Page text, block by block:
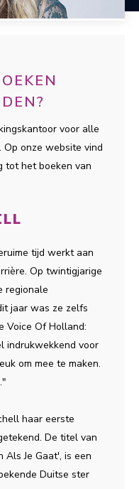
voor alle
Op onze website vind
tot het boeken van
tijd werkt aan
Op twintigjarige
regionale
jaar was ze zelfs
Voice Of Holland:
indrukwekkend voor
om mee te maken.
haar eerste
De titel van
Als Je Gaat', is een
Duitse ster